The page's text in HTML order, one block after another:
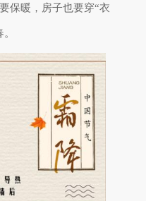
保暖，房子也要穿“衣